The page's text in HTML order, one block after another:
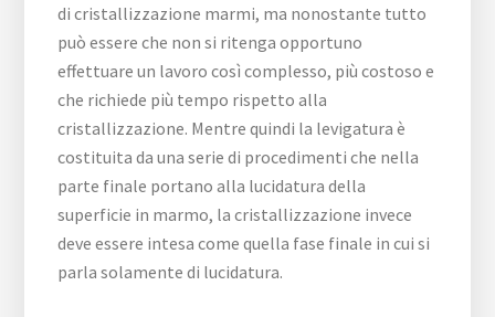
di cristallizzazione marmi, ma nonostante tutto
può essere che non si ritenga opportuno
effettuare un lavoro così complesso, più costoso e
che richiede più tempo rispetto alla
cristallizzazione. Mentre quindi la levigatura è
costituita da una serie di procedimenti che nella
parte finale portano alla lucidatura della
superficie in marmo, la cristallizzazione invece
deve essere intesa come quella fase finale in cui si
parla solamente di lucidatura.